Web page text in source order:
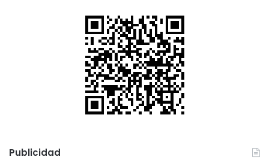
Publicidad